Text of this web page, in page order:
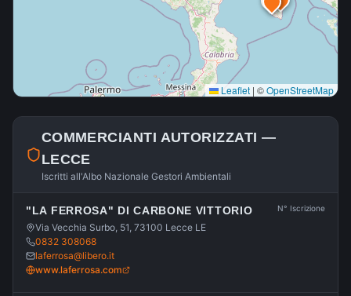
Leaflet | ©OpenStreetMap
COMMERCIANTI AUTORIZZATI —
LECCE
Iscritti all'Albo Nazionale Gestori Ambientali
"LA FERROSA" DI CARBONE VITTORIO
Via Vecchia Surbo, 51, 73100 Lecce LE
0832 308068
laferrosa@libero.it
www.laferrosa.com
N° Iscrizione